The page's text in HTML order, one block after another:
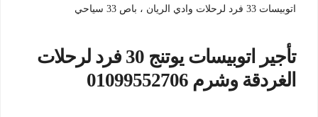
اتوبيسات 33 فرد لرحلات وادي الريان ، باص 33 سياحي
تأجير اتوبيسات يوتنج 30 فرد لرحلات
الغردقة وشرم 01099552706